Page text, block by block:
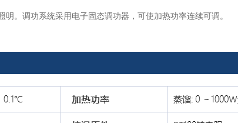
。调功系统采用电子固态调功器，可使加热功率连续可调。